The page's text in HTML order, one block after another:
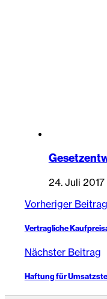
24. Juli 2017
Vorheriger Beitrag
Vertragliche
Nächster Beitrag
Haftung für